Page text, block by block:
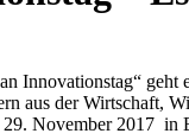
Innovationstag“
aus der Wirtschaft,
November 2017 in